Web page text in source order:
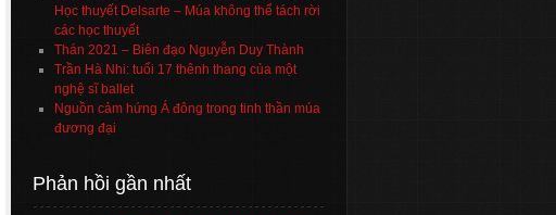
Học thuyết Delsarte – Múa không thể tách rời
các học thuyết
Thán 2021 – Biên đạo Nguyễn Duy Thành
Trần Hà Nhi: tuổi 17 thênh thang của một
nghệ sĩ ballet
Nguồn cảm hứng Á đông trong tinh thần múa
đương đại
Phản hồi gần nhất